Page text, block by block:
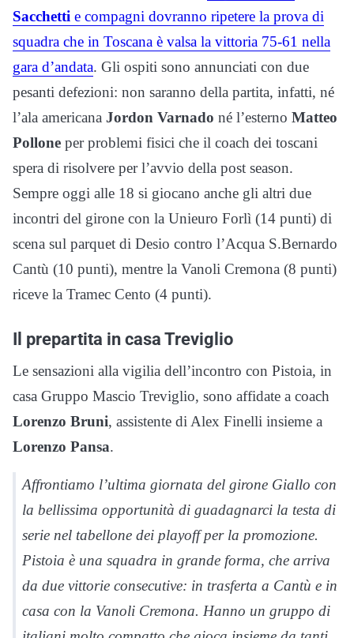
Sacchetti e compagni dovranno ripetere la prova di
squadra che in Toscana è valsa la vittoria 75-61 nella
gara d’andata. Gli ospiti sono annunciati con due
pesanti defezioni: non saranno della partita, infatti, né
l’ala americana Jordon Varnado né l’esterno Matteo
Pollone per problemi fisici che il coach dei toscani
spera di risolvere per l’avvio della post season.
Sempre oggi alle 18 si giocano anche gli altri due
incontri del girone con la Unieuro Forlì (14 punti) di
scena sul parquet di Desio contro l’Acqua S.Bernardo
Cantù (10 punti), mentre la Vanoli Cremona (8 punti)
riceve la Tramec Cento (4 punti).
Il prepartita in casa Treviglio
Le sensazioni alla vigilia dell’incontro con Pistoia, in
casa Gruppo Mascio Treviglio, sono affidate a coach
Lorenzo Bruni, assistente di Alex Finelli insieme a
Lorenzo Pansa.
Affrontiamo l’ultima giornata del girone Giallo con
la bellissima opportunità di guadagnarci la testa di
serie nel tabellone dei playoff per la promozione.
Pistoia è una squadra in grande forma, che arriva
da due vittorie consecutive: in trasferta a Cantù e in
casa con la Vanoli Cremona. Hanno un gruppo di